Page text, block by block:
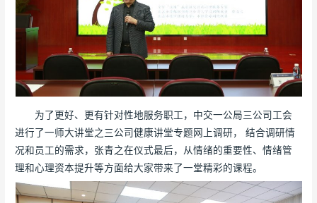
为了更好、更有针对性地服务职工，中交一公局三公司工会
进行了一师大讲堂之三公司健康讲堂专题网上调研， 结合调研情
况和员工的需求，张青之在仪式最后，从情绪的重要性、情绪管
理和心理资本提升等方面给大家带来了一堂精彩的课程。